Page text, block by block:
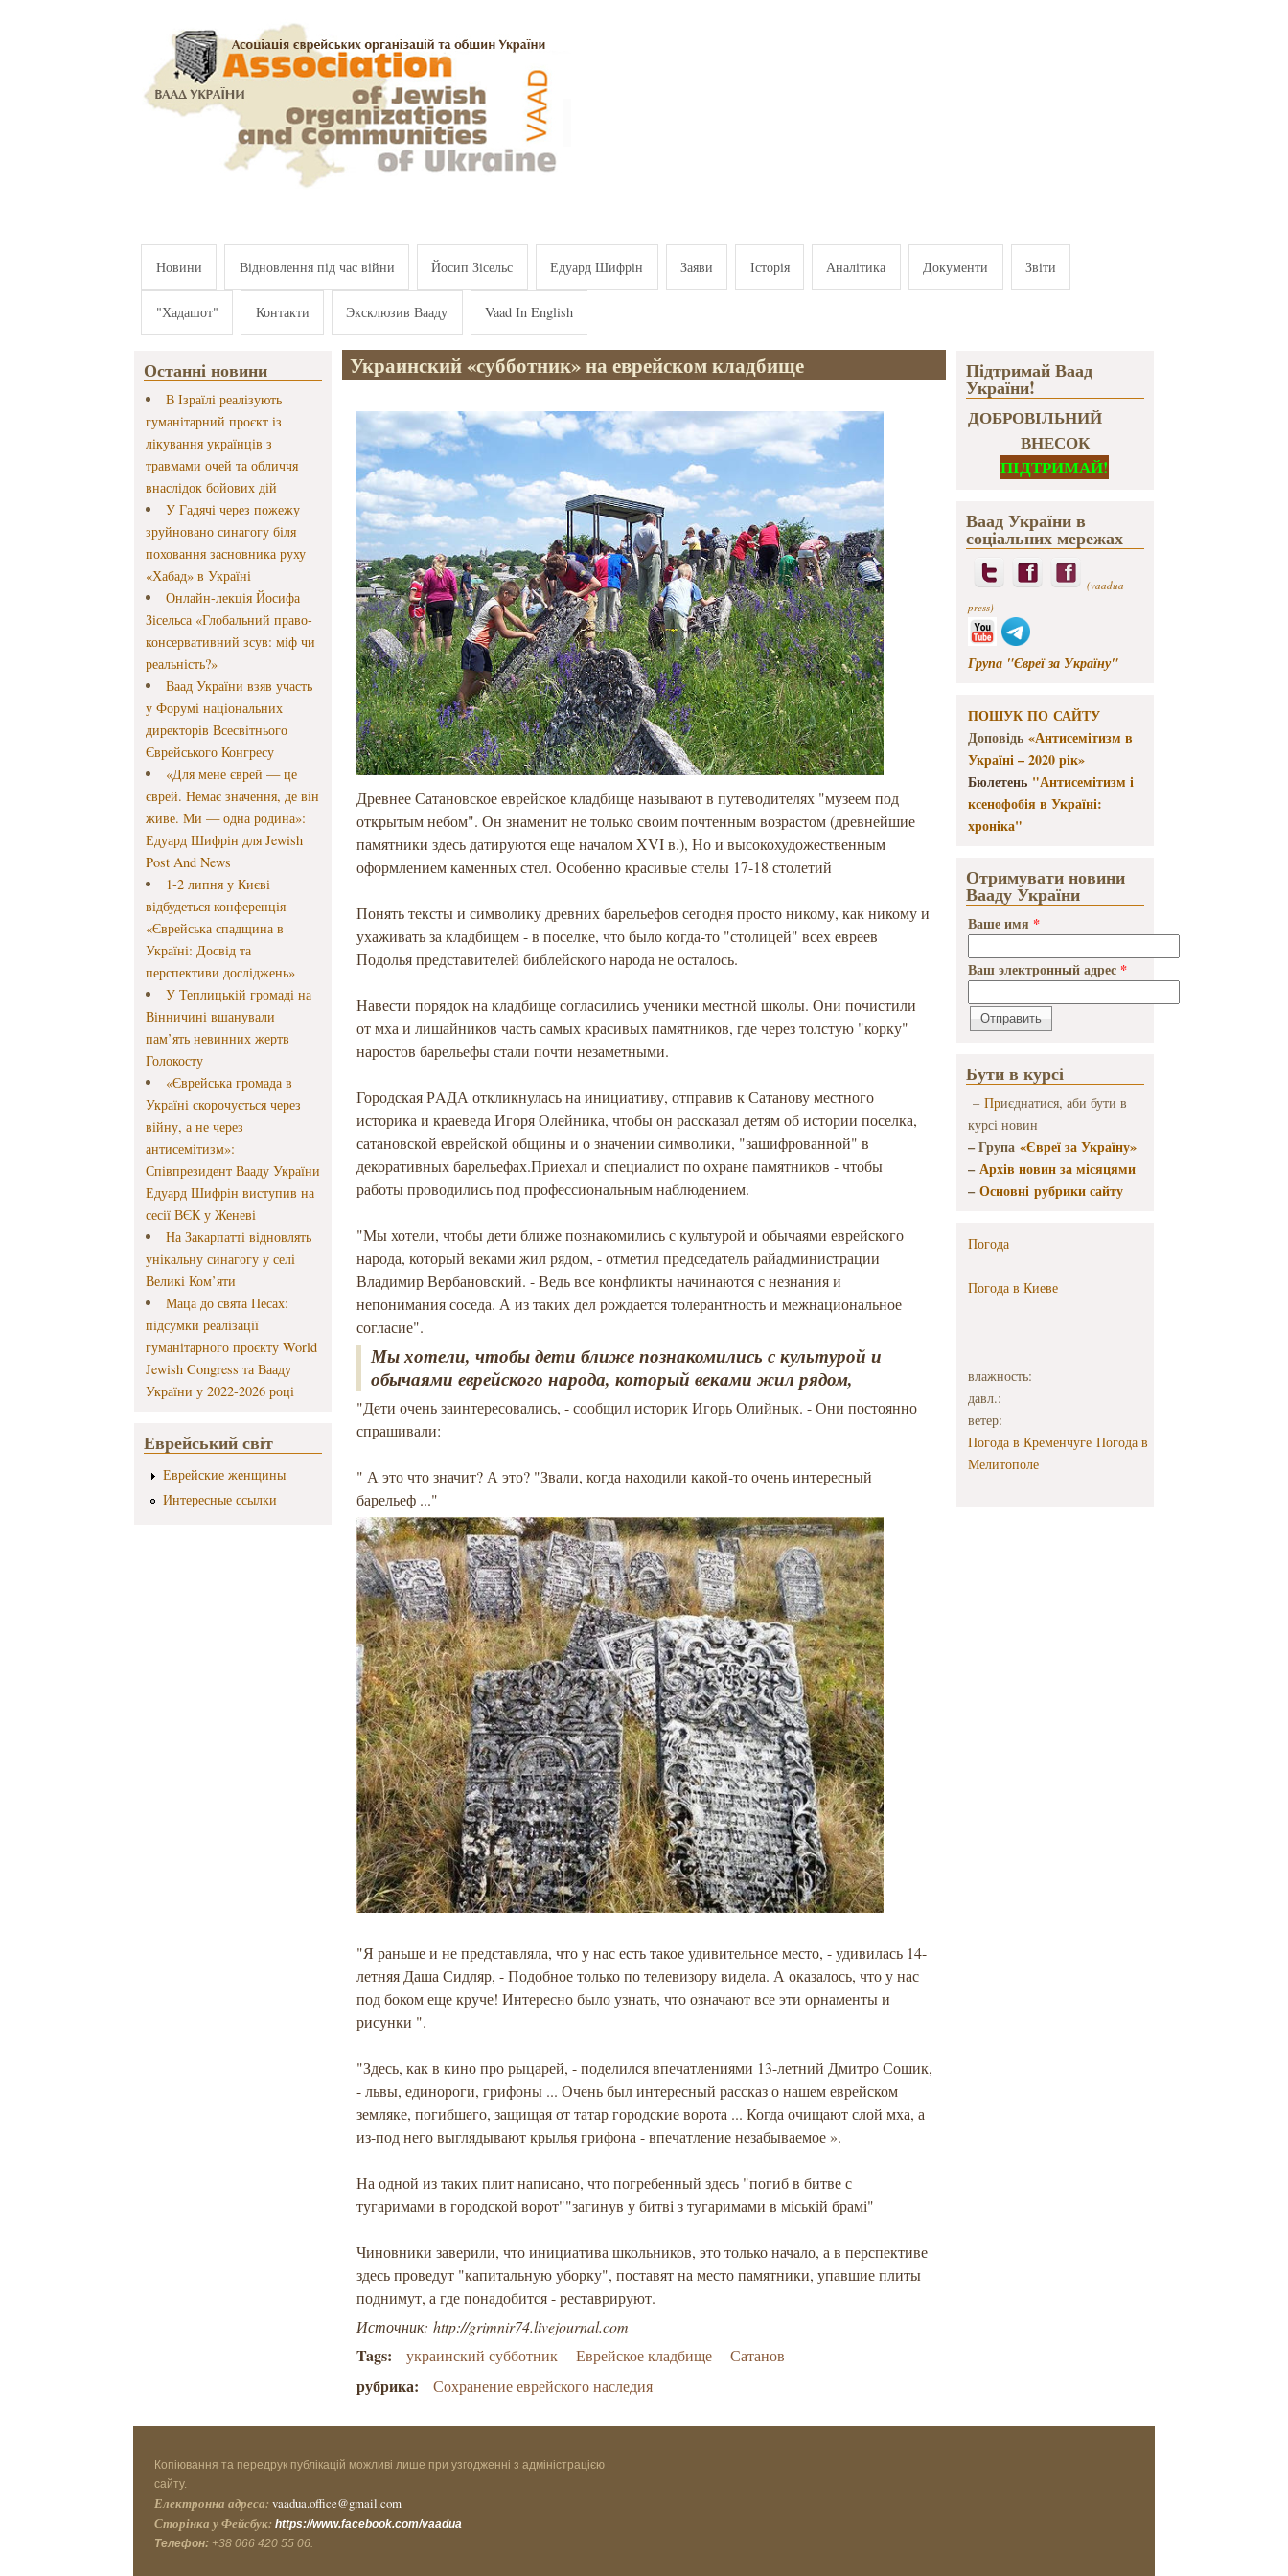
Новини Відновлення під час війни Йосип Зісельс Едуард Шифрін Заяви Історія Аналітика Документи Звіти
"Хадашот" Контакти Эксклюзив Вааду Vaad In English
Останні новини
В Ізраїлі реалізують
гуманітарний проєкт із
лікування українців з
травмами очей та обличчя
внаслідок бойових дій
У Гадячі через пожежу
зруйновано синагогу біля
поховання засновника руху
«Хабад» в Україні
Онлайн-лекція Йосифа
Зісельса «Глобальний право-
консервативний зсув: міф чи
реальність?»
Ваад України взяв участь
у Форумі національних
директорів Всесвітнього
Єврейського Конгресу
«Для мене єврей — це
єврей. Немає значення, де він
живе. Ми — одна родина»:
Едуард Шифрін для Jewish
Post And News
1-2 липня у Києві
відбудеться конференція
«Єврейська спадщина в
Україні: Досвід та
перспективи досліджень»
У Теплицькій громаді на
Вінничині вшанували
пам’ять невинних жертв
Голокосту
«Єврейська громада в
Україні скорочується через
війну, а не через
антисемітизм»:
Співпрезидент Вааду України
Едуард Шифрін виступив на
сесії ВЄК у Женеві
На Закарпатті відновлять
унікальну синагогу у селі
Великі Ком’яти
Маца до свята Песах:
підсумки реалізації
гуманітарного проєкту World
Jewish Congress та Вааду
України у 2022-2026 році
Еврейський світ
Еврейские женщины
Интересные ссылки
Украинский «субботник» на еврейском кладбище
Древнее Сатановское еврейское кладбище называют в путеводителях "музеем под
открытым небом". Он знаменит не только своим почтенным возрастом (древнейшие
памятники здесь датируются еще началом XVI в.), Но и высокохудожественным
оформлением каменных стел. Особенно красивые стелы 17-18 столетий
Понять тексты и символику древних барельефов сегодня просто никому, как никому и
ухаживать за кладбищем - в поселке, что было когда-то "столицей" всех евреев
Подолья представителей библейского народа не осталось.
Навести порядок на кладбище согласились ученики местной школы. Они почистили
от мха и лишайников часть самых красивых памятников, где через толстую "корку"
наростов барельефы стали почти незаметными.
Городская РAДА откликнулась на инициативу, отправив к Сатанову местного
историка и краеведа Игоря Олейника, чтобы он рассказал детям об истории поселка,
сатановской еврейской общины и о значении символики, "зашифрованной" в
декоративных барельефах.Приехал и специалист по охране памятников - чтобы
работы проводились под профессиональным наблюдением.
"Мы хотели, чтобы дети ближе познакомились с культурой и обычаями еврейского
народа, который веками жил рядом, - отметил председатель райадминистрации
Владимир Вербановский. - Ведь все конфликты начинаются с незнания и
непонимания соседа. А из таких дел рождается толерантность и межнациональное
согласие".
Мы хотели, чтобы дети ближе познакомились с культурой и
обычаями еврейского народа, который веками жил рядом,
"Дети очень заинтересовались, - сообщил историк Игорь Олийнык. - Они постоянно
спрашивали:
" А это что значит? А это? "Звали, когда находили какой-то очень интересный
барельеф ..."
"Я раньше и не представляла, что у нас есть такое удивительное место, - удивилась 14-
летняя Даша Сидляр, - Подобное только по телевизору видела. А оказалось, что у нас
под боком еще круче! Интересно было узнать, что означают все эти орнаменты и
рисунки ".
"Здесь, как в кино про рыцарей, - поделился впечатлениями 13-летний Дмитро Сошик,
- львы, единороги, грифоны ... Очень был интересный рассказ о нашем еврейском
земляке, погибшего, защищая от татар городские ворота ... Когда очищают слой мха, а
из-под него выглядывают крылья грифона - впечатление незабываемое ».
На одной из таких плит написано, что погребенный здесь "погиб в битве с
тугаримами в городской ворот""загинув у битві з тугаримами в міській брамі"
Чиновники заверили, что инициатива школьников, это только начало, а в перспективе
здесь проведут "капитальную уборку", поставят на место памятники, упавшие плиты
поднимут, а где понадобится - реставрируют.
Источник: http://grimnir74.livejournal.com
Tags: украинский субботник Еврейское кладбище Сатанов
рубрика: Сохранение еврейского наследия
Підтримай Ваад
України!
ДОБРОВІЛЬНИЙ
ВНЕСОК
ПІДТРИМАЙ!
Ваад України в
соціальних мережах
(vaadua
press)
Група "Євреї за Україну"
ПОШУК ПО САЙТУ
Доповідь «Антисемітизм в
Україні – 2020 рік»
Бюлетень "Антисемітизм і
ксенофобія в Україні:
хроніка"
Отримувати новини
Вааду України
Ваше имя *
Ваш электронный адрес *
Бути в курсі
– Приєднатися, аби бути в
курсі новин
– Група «Євреї за Україну»
–Архів новин за місяцями
–Основні рубрики сайту
Погода
Погода в Киеве
влажность:
давл.:
ветер:
Погода в Кременчуге Погода в
Мелитополе
Копіювання та передрук публікацій можливі лише при узгодженні з адміністрацією
сайту.
Електронна адреса: vaadua.office@gmail.com
Сторінка у Фейсбук: https://www.facebook.com/vaadua
Телефон: +38 066 420 55 06.